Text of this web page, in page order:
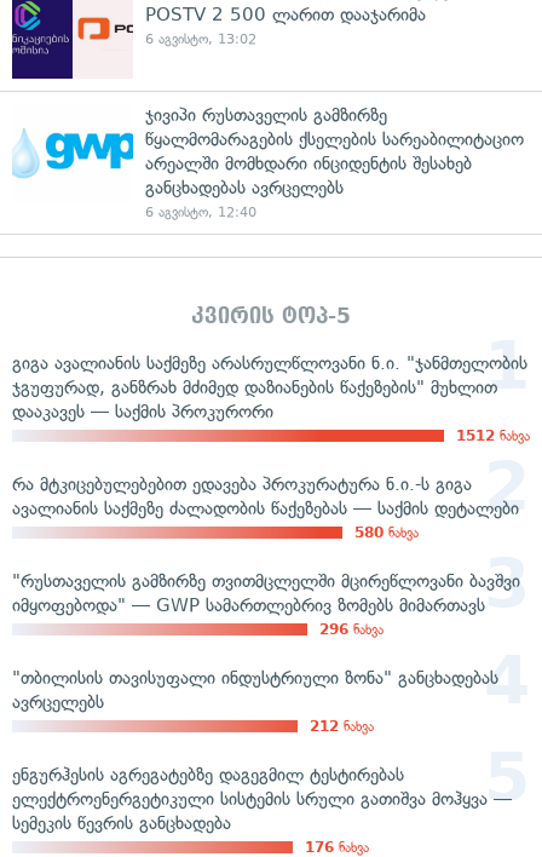
POSTV 2 500 ლარით დააჯარიმა
6 აგვისტო, 13:02
ჯივიპი რუსთაველის გამზირზე
წყალმომარაგების ქსელების სარეაბილიტაციო
არეალში მომხდარი ინციდენტის შესახებ
განცხადებას ავრცელებს
6 აგვისტო, 12:40
კვირის ტოპ-5
გიგა ავალიანის საქმეზე არასრულწლოვანი ნ.ი. "ჯანმთელობის
ჯგუფურად, განზრახ მძიმედ დაზიანების წაქეზების" მუხლით
დააკავეს — საქმის პროკურორი
1512 ნახვა
რა მტკიცებულებებით ედავება პროკურატურა ნ.ი.-ს გიგა
ავალიანის საქმეზე ძალადობის წაქეზებას — საქმის დეტალები
580 ნახვა
"რუსთაველის გამზირზე თვითმცლელში მცირეწლოვანი ბავშვი
იმყოფებოდა" — GWP სამართლებრივ ზომებს მიმართავს
296 ნახვა
"თბილისის თავისუფალი ინდუსტრიული ზონა" განცხადებას
ავრცელებს
212 ნახვა
ენგურჰესის აგრეგატებზე დაგეგმილ ტესტირებას
ელექტროენერგეტიკული სისტემის სრული გათიშვა მოჰყვა —
სემეკის წევრის განცხადება
176 ნახვა